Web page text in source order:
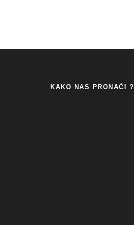
KAKO NAS PRONAĆI ?